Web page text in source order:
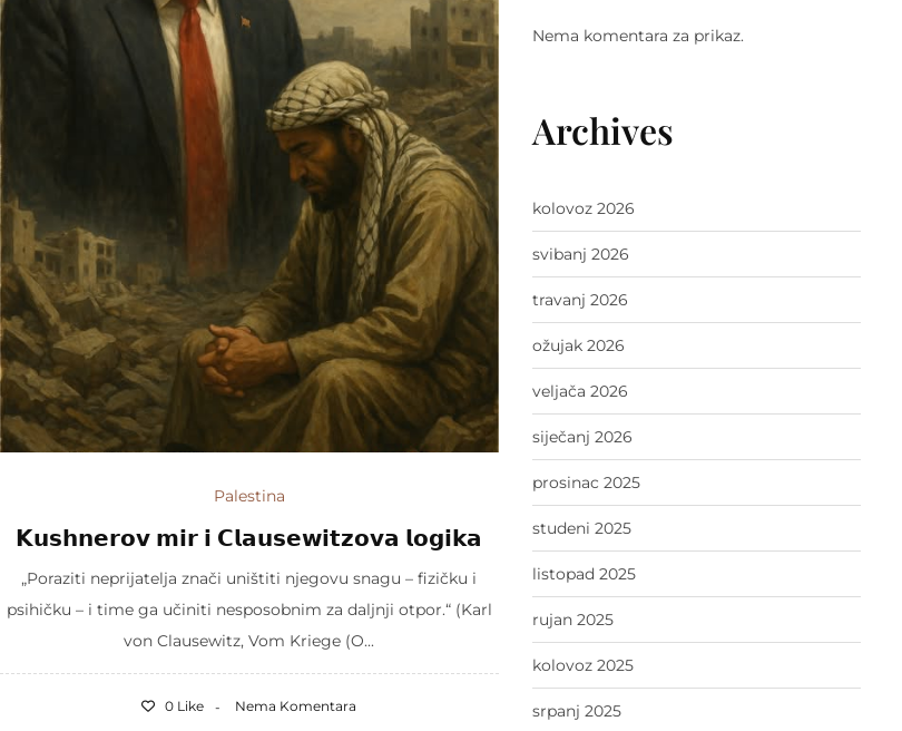
Palestina
𝗞𝘂𝘀𝗵𝗻𝗲𝗿𝗼𝘃 𝗺𝗶𝗿 𝗶 𝗖𝗹𝗮𝘂𝘀𝗲𝘄𝗶𝘁𝘇𝗼𝘃𝗮 𝗹𝗼𝗴𝗶𝗸𝗮
„Poraziti neprijatelja znači uništiti njegovu snagu – fizičku i
psihičku – i time ga učiniti nesposobnim za daljnji otpor.“ (Karl
von Clausewitz, Vom Kriege (O...
0 Like Nema Komentara
Nema komentara za prikaz.
Archives
kolovoz 2026
svibanj 2026
travanj 2026
ožujak 2026
veljača 2026
siječanj 2026
prosinac 2025
studeni 2025
listopad 2025
rujan 2025
kolovoz 2025
srpanj 2025